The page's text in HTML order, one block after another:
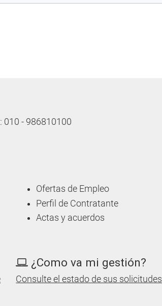
010 - 986810100
Ofertas de Empleo
Perfil de Contratante
Actas y acuerdos
¿Como va mi gestión?
Consulte el estado de sus solicitudes